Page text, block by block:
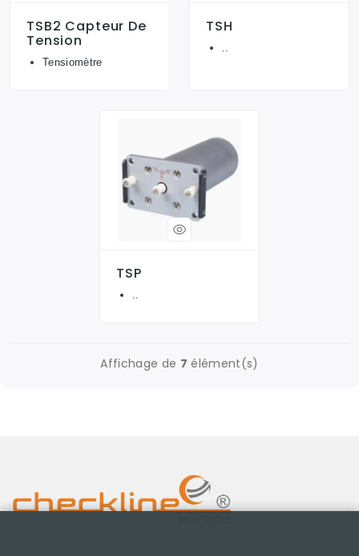
TSB2 Capteur De
Tension
Tensiomètre
TSH
TSP
..
Affichage de 7 élément(s)